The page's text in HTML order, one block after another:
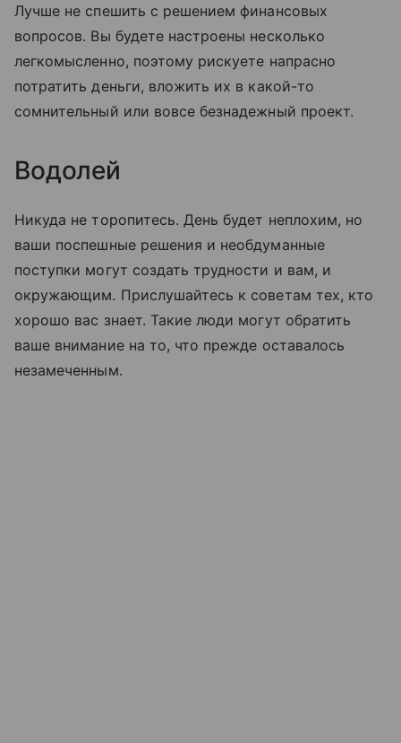
Лучше не спешить с решением финансовых
вопросов. Вы будете настроены несколько
легкомысленно, поэтому рискуете напрасно
потратить деньги, вложить их в какой-то
сомнительный или вовсе безнадежный проект.
Водолей
Никуда не торопитесь. День будет неплохим, но
ваши поспешные решения и необдуманные
поступки могут создать трудности и вам, и
окружающим. Прислушайтесь к советам тех, кто
хорошо вас знает. Такие люди могут обратить
ваше внимание на то, что прежде оставалось
незамеченным.